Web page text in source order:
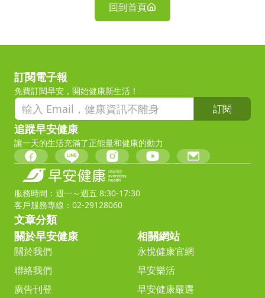
回到首頁
訂閱電子報
免費訂閱早安，開始健康新生活！
訂閱
追蹤早安健康
讓一天的生活充滿了正能量和健康的動力
服務時間：週一～週五 8:30-17:30
客戶服務專線：02-29128060
文章分類
關於早安健康
關於我們
聯絡我們
廣告刊登
相關網站
永悅健康官網
早安樂活
早安健康嚴選